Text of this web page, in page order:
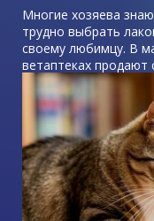
Многие хозяева
трудно выбрать
своему любимцу. В
ветаптеках продают
вещей, что